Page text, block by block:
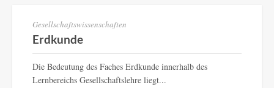
Gesellschaftswissenschaften
Erdkunde
Die Bedeutung des Faches Erdkunde innerhalb des
Lernbereichs Gesellschaftslehre liegt...